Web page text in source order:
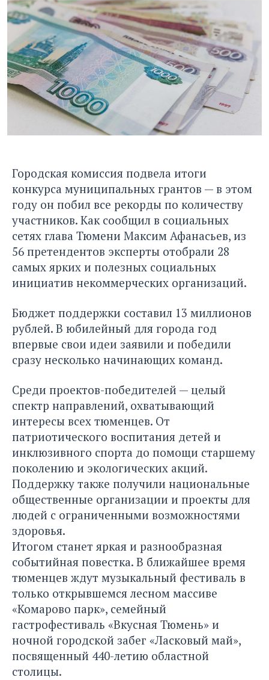
Городская комиссия подвела итоги
конкурса муниципальных грантов — в этом
году он побил все рекорды по количеству
участников. Как сообщил в социальных
сетях глава Тюмени Максим Афанасьев, из
56 претендентов эксперты отобрали 28
самых ярких и полезных социальных
инициатив некоммерческих организаций.
Бюджет поддержки составил 13 миллионов
рублей. В юбилейный для города год
впервые свои идеи заявили и победили
сразу несколько начинающих команд.
Среди проектов-победителей — целый
спектр направлений, охватывающий
интересы всех тюменцев. От
патриотического воспитания детей и
инклюзивного спорта до помощи старшему
поколению и экологических акций.
Поддержку также получили национальные
общественные организации и проекты для
людей с ограниченными возможностями
здоровья.
Итогом станет яркая и разнообразная
событийная повестка. В ближайшее время
тюменцев ждут музыкальный фестиваль в
только открывшемся лесном массиве
«Комарово парк», семейный
гастрофестиваль «Вкусная Тюмень» и
ночной городской забег «Ласковый май»,
посвященный 440-летию областной
столицы.